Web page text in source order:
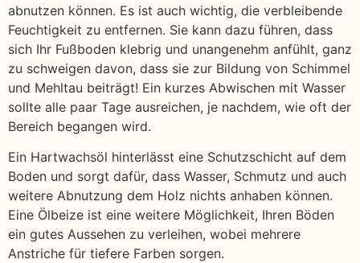
abnutzen können. Es ist auch wichtig, die verbleibende
Feuchtigkeit zu entfernen. Sie kann dazu führen, dass
sich Ihr Fußboden klebrig und unangenehm anfühlt, ganz
zu schweigen davon, dass sie zur Bildung von Schimmel
und Mehltau beiträgt! Ein kurzes Abwischen mit Wasser
sollte alle paar Tage ausreichen, je nachdem, wie oft der
Bereich begangen wird.
Ein Hartwachsöl hinterlässt eine Schutzschicht auf dem
Boden und sorgt dafür, dass Wasser, Schmutz und auch
weitere Abnutzung dem Holz nichts anhaben können.
Eine Ölbeize ist eine weitere Möglichkeit, Ihren Böden
ein gutes Aussehen zu verleihen, wobei mehrere
Anstriche für tiefere Farben sorgen.